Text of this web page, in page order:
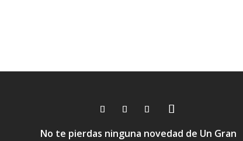
No te pierdas ninguna novedad de Un Gran